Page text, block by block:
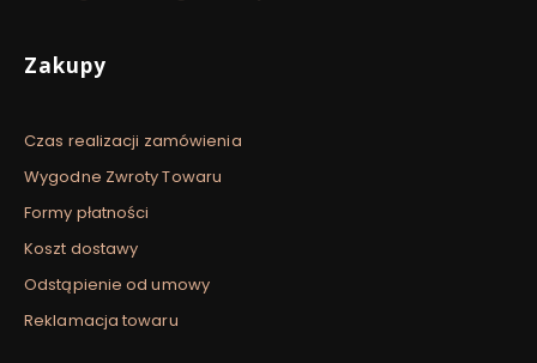
Linki w stopce
Zakupy
Czas realizacji zamówienia
Wygodne Zwroty Towaru
Formy płatności
Koszt dostawy
Odstąpienie od umowy
Reklamacja towaru